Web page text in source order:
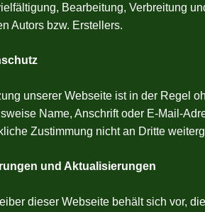
Bearbeitung, Verbreitung
Autors bzw. Erstellers.
unserer Webseite ist in der Regel
Name, Anschrift oder E-Mail-
Zustimmung nicht an Dritte
und Aktualisierungen
dieser Webseite behält sich vor,